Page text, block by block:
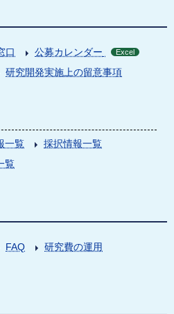
口 公募カレンダー Excel
研究開発実施上の留意事項
一覧
採択情報一覧
覧
FAQ
研究費の運用